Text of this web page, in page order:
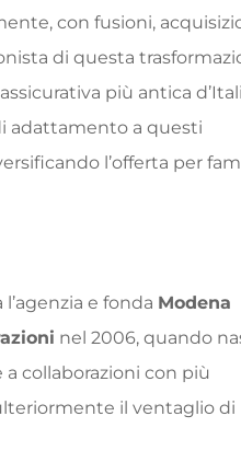
con fusioni,
di questa
più antica
adattamento a questi
l’offerta per
e fonda Modena
nel 2006, quando
a collaborazioni con più
il ventaglio di